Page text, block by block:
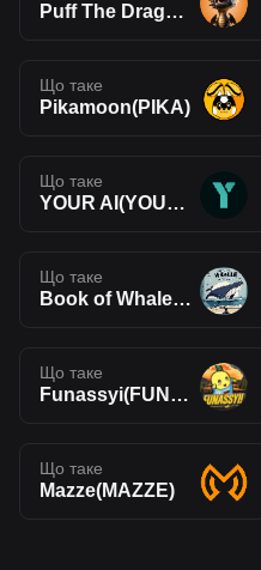
Puff The Dragon(PUFF)
Що таке
Pikamoon(PIKA)
Що таке
YOUR AI(YOURAI)
Що таке
Book of Whales(BOWE)
Що таке
Funassyi(FUNASSYI)
Що таке
Mazze(MAZZE)